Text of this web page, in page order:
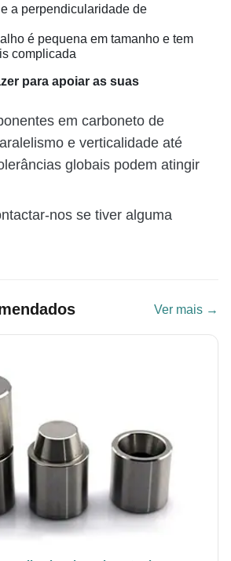
a perpendicularidade de
é pequena em tamanho e tem
complicada
para apoiar as suas
em carboneto de
e verticalidade até
globais podem atingir
nos se tiver alguma
Ver mais →